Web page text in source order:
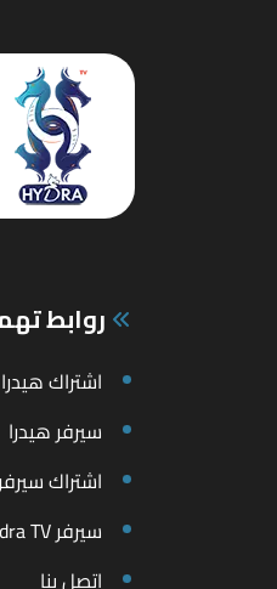
روابط
اشتراك هيدرا
سيرفر هيدرا
اشتراك
سيرفر Hydra TV
اتصل بنا